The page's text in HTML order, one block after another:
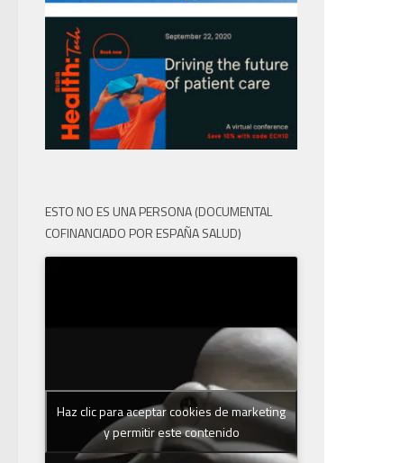
ESTO NO ES UNA PERSONA (DOCUMENTAL
COFINANCIADO POR ESPAÑA SALUD)
Haz clic para aceptar cookies de marketing
y permitir este contenido